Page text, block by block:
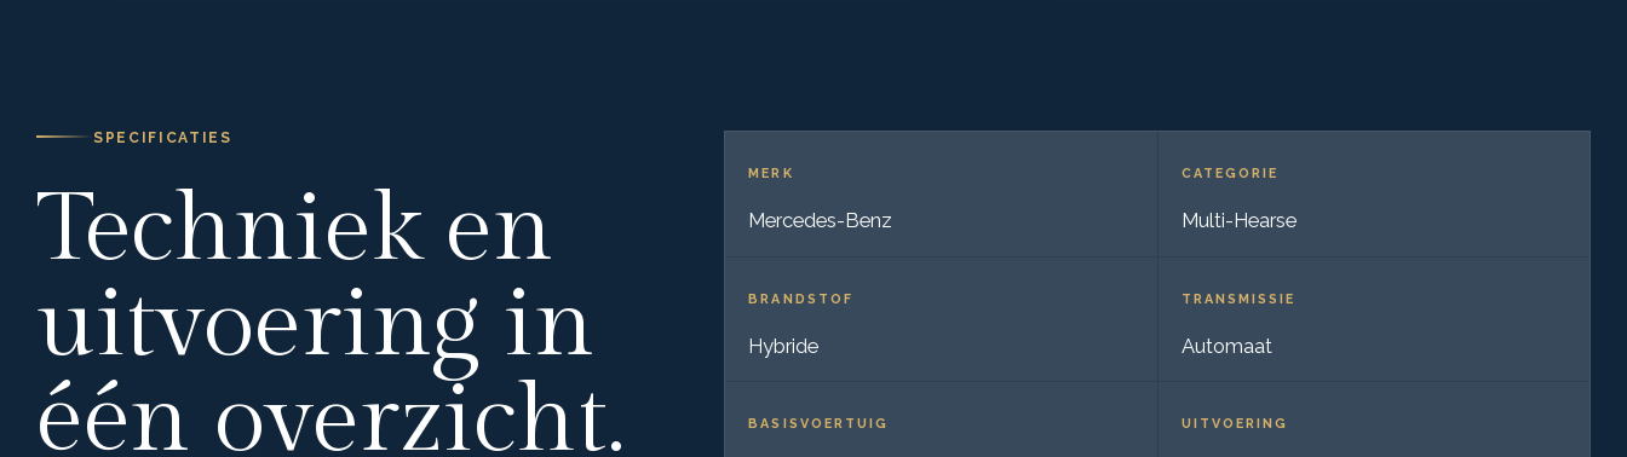
SPECIFICATIES
Techniek en
uitvoering in
één overzicht.
MERK
Mercedes-Benz
CATEGORIE
Multi-Hearse
BRANDSTOF
Hybride
TRANSMISSIE
Automaat
BASISVOERTUIG UITVOERING